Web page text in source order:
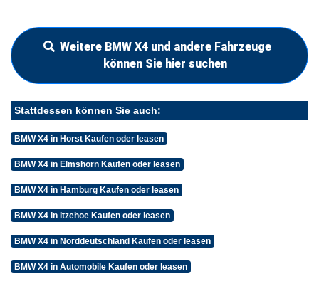
Weitere BMW X4 und andere Fahrzeuge
können Sie hier suchen
Stattdessen können Sie auch:
BMW X4 in Horst Kaufen oder leasen
BMW X4 in Elmshorn Kaufen oder leasen
BMW X4 in Hamburg Kaufen oder leasen
BMW X4 in Itzehoe Kaufen oder leasen
BMW X4 in Norddeutschland Kaufen oder leasen
BMW X4 in Automobile Kaufen oder leasen